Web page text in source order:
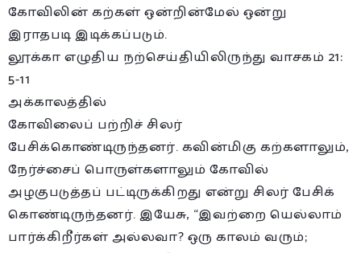
கோவிலின் கற்கள் ஒன்றின்மேல் ஒன்று
இராதபடி இடிக்கப்படும்.
லூக்கா எழுதிய நற்செய்தியிலிருந்து வாசகம் 21:
5-11
அக்காலத்தில்
கோவிலைப் பற்றிச் சிலர்
பேசிக்கொண்டிருந்தனர். கவின்மிகு கற்களாலும்,
நேர்ச்சைப் பொருள்களாலும் கோவில்
அழகுபடுத்தப் பட்டிருக்கிறது என்று சிலர் பேசிக்
கொண்டிருந்தனர். இயேசு, “இவற்றை யெல்லாம்
பார்க்கிறீர்கள் அல்லவா? ஒரு காலம் வரும்;